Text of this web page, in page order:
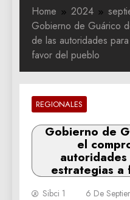
Home 2024
Gobierno de Guárico
de las autoridades
favor del pueblo
REGIONALES
Gobierno de
el
estrategias a
Sibci 1 6 De